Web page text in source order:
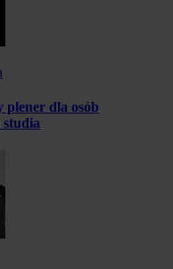
plener dla osób